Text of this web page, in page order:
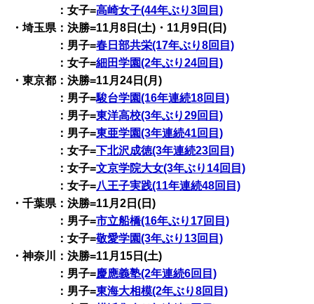
：女子=高崎女子(44年ぶり3回目)
・埼玉県：決勝=11月8日(土)・11月9日(日)
：男子=春日部共栄(17年ぶり8回目)
：女子=細田学園(2年ぶり24回目)
・東京都：決勝=11月24日(月)
：男子=駿台学園(16年連続18回目)
：男子=東洋高校(3年ぶり29回目)
：男子=東亜学園(3年連続41回目)
：女子=下北沢成徳(3年連続23回目)
：女子=文京学院大女(3年ぶり14回目)
：女子=八王子実践(11年連続48回目)
・千葉県：決勝=11月2日(日)
：男子=市立船橋(16年ぶり17回目)
：女子=敬愛学園(3年ぶり13回目)
・神奈川：決勝=11月15日(土)
：男子=慶應義塾(2年連続6回目)
：男子=東海大相模(2年ぶり8回目)